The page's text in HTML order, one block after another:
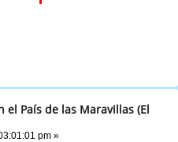
el País de las Maravillas (El
pm »